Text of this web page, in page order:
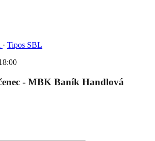
· Tipos SBL
- MBK Baník Handlová